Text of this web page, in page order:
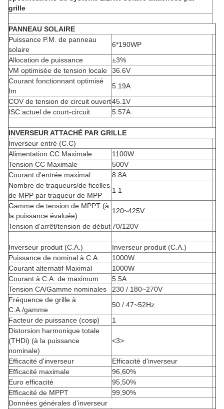
grille
PANNEAU SOLAIRE
Puissance P.M. de panneau
solaire
6*190WP
Allocation de puissance
±3%
VM optimisée de tension locale
36.6V
Courant fonctionnant optimisé
Im
5.19A
COV de tension de circuit ouvert45.1V
ISC actuel de court-circuit
5.57A
INVERSEUR ATTACHÉ PAR GRILLE
Inverseur entré (C.C)
Alimentation CC Maximale
1100W
Tension CC Maximale
500V
Courant d'entrée maximal
8.8A
Nombre de traqueurs/de ficelles
de MPP par traqueur de MPP
1 1
Gamme de tension de MPPT (à
la puissance évaluée)
120~425V
Tension d'arrêt/tension de début70/120V
Inverseur produit (C.A.)
Inverseur produit (C.A.)
Puissance de nominal à C.A.
1000W
Courant alternatif Maximal
1000W
Courant à C.A. de maximum
5.5A
Tension CA/Gamme nominales
230 / 180~270V
Fréquence de grille à
C.A./gamme
50 / 47~52Hz
Facteur de puissance (cosφ)
1
Distorsion harmonique totale
(THDi) (à la puissance
nominale)
<3>
Efficacité d'inverseur
Efficacité d'inverseur
Efficacité maximale
96,60%
Euro efficacité
95,50%
Efficacité de MPPT
99,90%
Données générales d'inverseur